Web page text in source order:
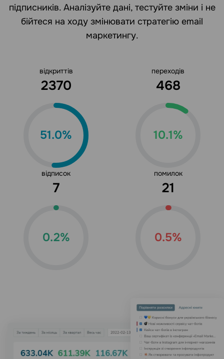
підписників. Аналізуйте дані, тестуйте зміни і не
бійтеся на ходу змінювати стратегію email
маркетингу.
відкриттів
2370
51.0%
переходів
468
10.1%
відписок
7
0.2%
помилок
21
0.5%